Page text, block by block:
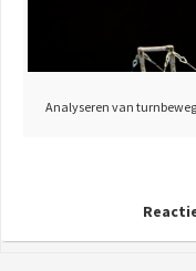
Analyseren van